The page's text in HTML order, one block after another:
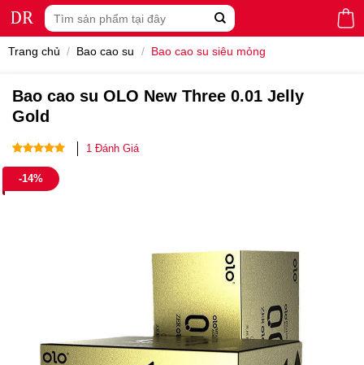
Tìm
kiếm:
Trang chủ / Bao cao su / Bao cao su siêu mỏng
Bao cao su OLO New Three 0.01 Jelly
Gold
5.00trên 5
dựa trên
1
đánh giá
1 Đánh Giá
-14%